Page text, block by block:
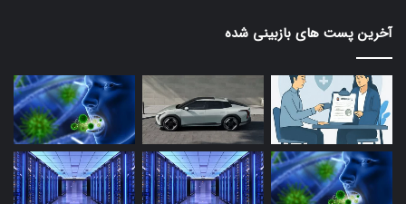
آخرین پست های بازبینی شده